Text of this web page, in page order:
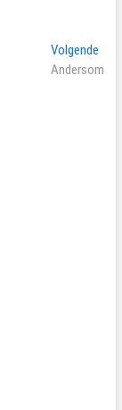
Volgende
Andersom